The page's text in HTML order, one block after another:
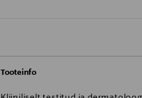
Tooteinfo